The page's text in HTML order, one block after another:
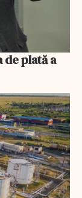
de plată a